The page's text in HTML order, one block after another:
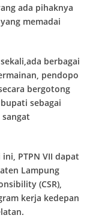
ada pihaknya
memadai
berbagai
pendopo
bergotong
sebagai
PTPN VII dapat
Lampung
(CSR),
kerja kedepan